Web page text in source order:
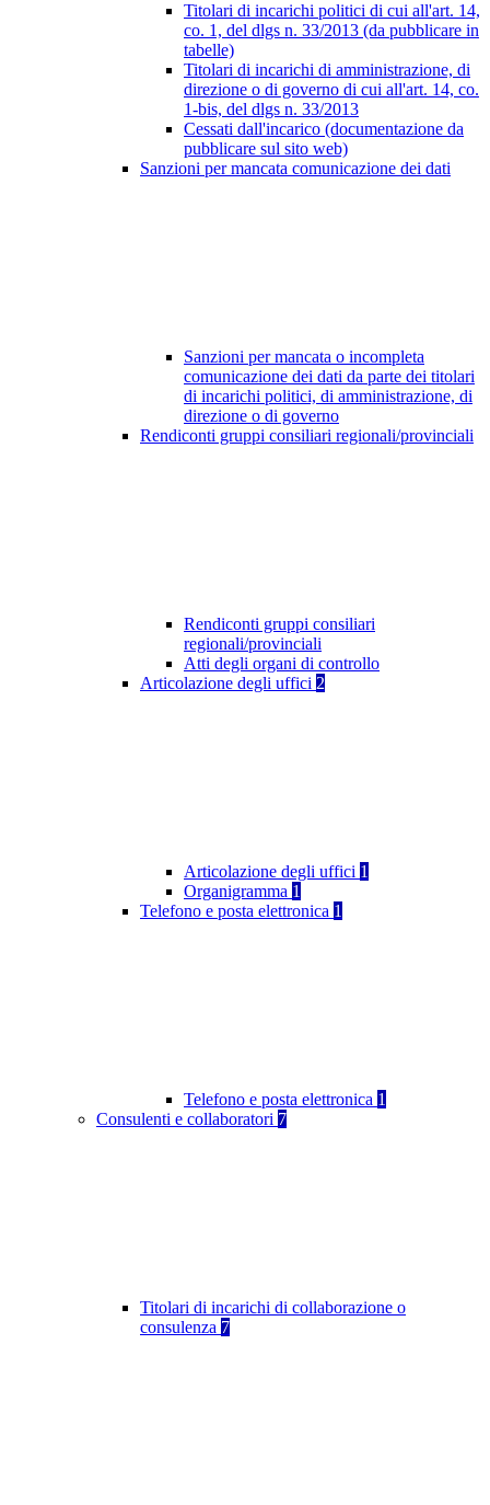
Titolari di incarichi politici di cui all'art. 14,
co. 1, del dlgs n. 33/2013 (da pubblicare in
tabelle)
Titolari di incarichi di amministrazione, di
direzione o di governo di cui all'art. 14, co.
1-bis, del dlgs n. 33/2013
Cessati dall'incarico (documentazione da
pubblicare sul sito web)
Sanzioni per mancata comunicazione dei dati
Sanzioni per mancata o incompleta
comunicazione dei dati da parte dei titolari
di incarichi politici, di amministrazione, di
direzione o di governo
Rendiconti gruppi consiliari regionali/provinciali
Rendiconti gruppi consiliari
regionali/provinciali
Atti degli organi di controllo
Articolazione degli uffici 2
Articolazione degli uffici 1
Organigramma 1
Telefono e posta elettronica 1
Telefono e posta elettronica 1
Consulenti e collaboratori 7
Titolari di incarichi di collaborazione o
consulenza 7